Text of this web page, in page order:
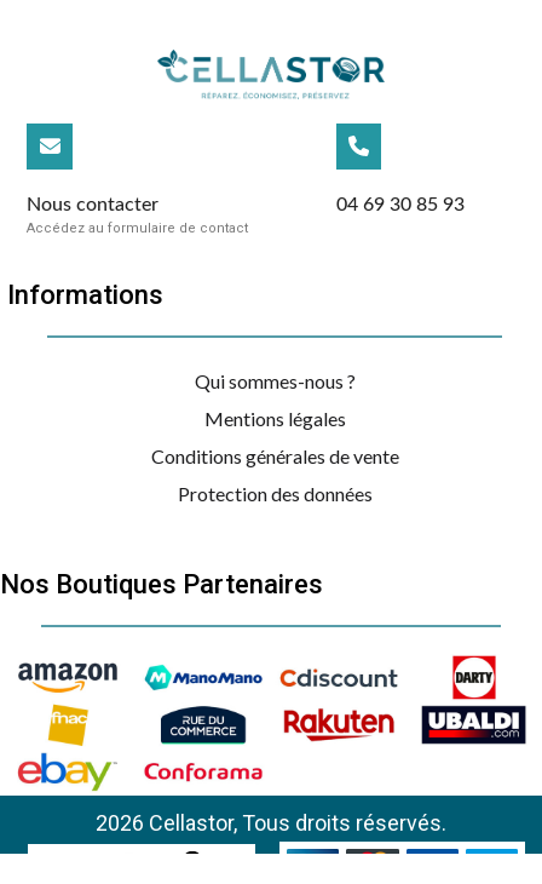
WHIRLPOOL 851123701000
Nous contacter
Accédez au formulaire de contact
04 69 30 85 93
Informations
Qui sommes-nous ?
Mentions légales
Conditions générales de vente
Protection des données
Nos Boutiques Partenaires
2026 Cellastor, Tous droits réservés.